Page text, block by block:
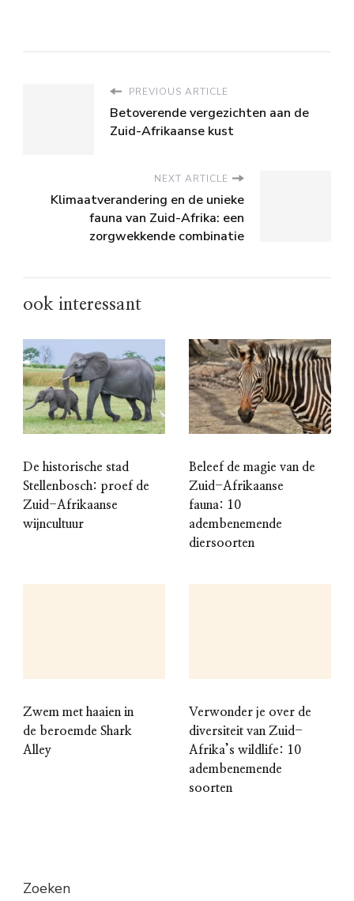
PREVIOUS ARTICLE
Betoverende vergezichten aan de
Zuid-Afrikaanse kust
NEXT ARTICLE
Klimaatverandering en de unieke
fauna van Zuid-Afrika: een
zorgwekkende combinatie
ook interessant
De historische stad
Stellenbosch: proef de
Zuid-Afrikaanse
wijncultuur
Beleef de magie van de
Zuid-Afrikaanse
fauna: 10
adembenemende
diersoorten
Zwem met haaien in
de beroemde Shark
Alley
Verwonder je over de
diversiteit van Zuid-
Afrika’s wildlife: 10
adembenemende
soorten
Zoeken